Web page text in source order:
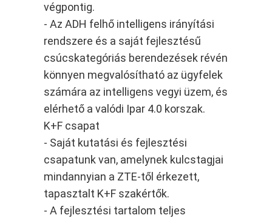
végpontig.
- Az ADH felhő intelligens irányítási
rendszere és a saját fejlesztésű
csúcskategóriás berendezések révén
könnyen megvalósítható az ügyfelek
számára az intelligens vegyi üzem, és
elérhető a valódi Ipar 4.0 korszak.
K+F csapat
- Saját kutatási és fejlesztési
csapatunk van, amelynek kulcstagjai
mindannyian a ZTE-től érkezett,
tapasztalt K+F szakértők.
- A fejlesztési tartalom teljes